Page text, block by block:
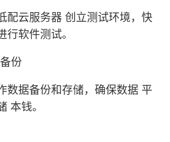
配云服务器 创立测试环境，快
行软件测试。
份
数据备份和存储，确保数据 平
本钱。